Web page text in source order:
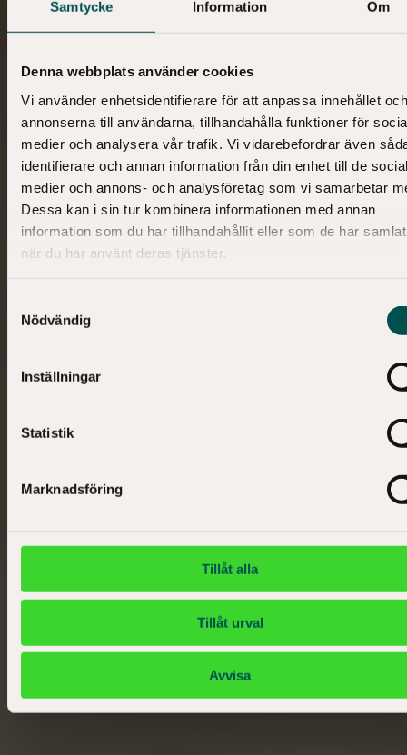
Samtycke Information Om
Denna webbplats använder cookies
Vi använder enhetsidentifierare för att anpassa innehållet och
annonserna till användarna, tillhandahålla funktioner för
medier och analysera vår trafik. Vi vidarebefordrar även
identifierare och annan information från din enhet till de
medier och annons- och analysföretag som vi samarbetar
Dessa kan i sin tur kombinera informationen med annan
information som du har tillhandahållit eller som de har
när du har använt deras tjänster.
Nödvändig
Inställningar
Statistik
Marknadsföring
Tillåt alla
Tillåt urval
Avvisa